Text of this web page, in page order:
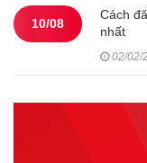
10/08
Cách
nhất
02/02/